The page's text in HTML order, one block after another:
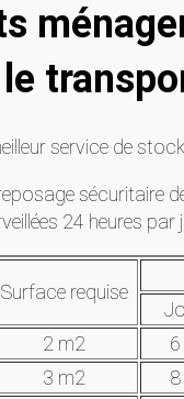
service de
sécuritaire
24 heures par
Surface requise
2 m2
3 m2